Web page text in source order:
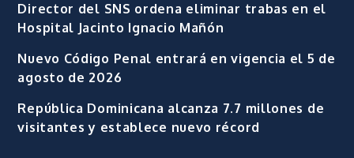
Director del SNS ordena eliminar trabas en el
Hospital Jacinto Ignacio Mañón
Nuevo Código Penal entrará en vigencia el 5 de
agosto de 2026
República Dominicana alcanza 7.7 millones de
visitantes y establece nuevo récord